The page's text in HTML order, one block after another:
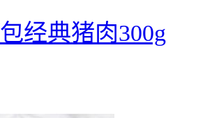
经典猪肉300g